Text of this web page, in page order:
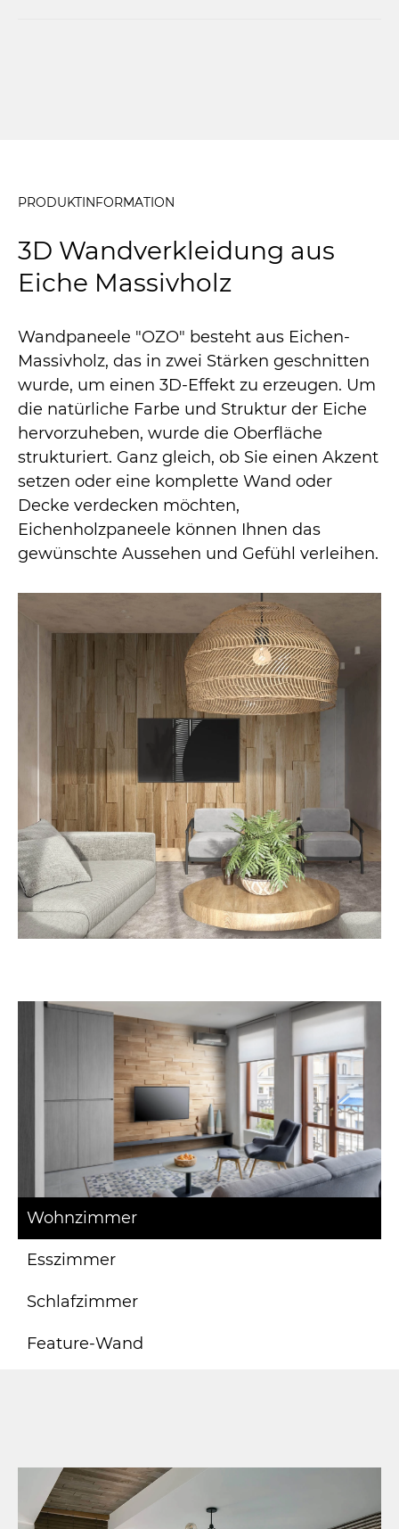
PRODUKTINFORMATION
3D Wandverkleidung aus
Eiche Massivholz
Wandpaneele "OZO" besteht aus Eichen-
Massivholz, das in zwei Stärken geschnitten
wurde, um einen 3D-Effekt zu erzeugen. Um
die natürliche Farbe und Struktur der Eiche
hervorzuheben, wurde die Oberfläche
strukturiert. Ganz gleich, ob Sie einen Akzent
setzen oder eine komplette Wand oder
Decke verdecken möchten,
Eichenholzpaneele können Ihnen das
gewünschte Aussehen und Gefühl verleihen.
Wohnzimmer
Esszimmer
Schlafzimmer
Feature-Wand